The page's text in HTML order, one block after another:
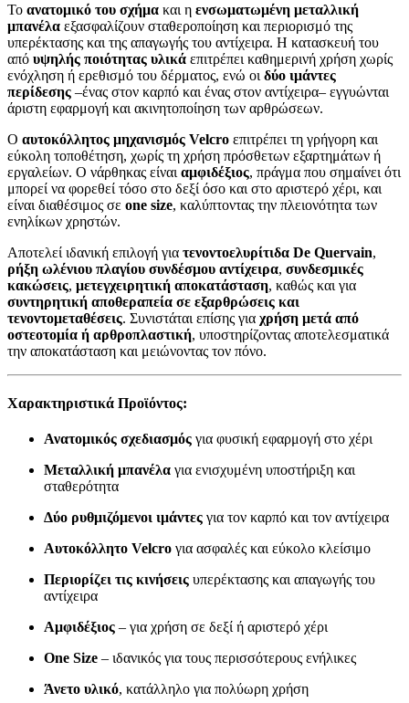
Το ανατομικό του σχήμα και η ενσωματωμένη μεταλλική
μπανέλα εξασφαλίζουν σταθεροποίηση και περιορισμό της
υπερέκτασης και της απαγωγής του αντίχειρα. Η κατασκευή του
από υψηλής ποιότητας υλικά επιτρέπει καθημερινή χρήση χωρίς
ενόχληση ή ερεθισμό του δέρματος, ενώ οι δύο ιμάντες
περίδεσης –ένας στον καρπό και ένας στον αντίχειρα– εγγυώνται
άριστη εφαρμογή και ακινητοποίηση των αρθρώσεων.
Ο αυτοκόλλητος μηχανισμός Velcro επιτρέπει τη γρήγορη και
εύκολη τοποθέτηση, χωρίς τη χρήση πρόσθετων εξαρτημάτων ή
εργαλείων. Ο νάρθηκας είναι αμφιδέξιος, πράγμα που σημαίνει ότι
μπορεί να φορεθεί τόσο στο δεξί όσο και στο αριστερό χέρι, και
είναι διαθέσιμος σε one size, καλύπτοντας την πλειονότητα των
ενηλίκων χρηστών.
Αποτελεί ιδανική επιλογή για τενοντοελυρίτιδα De Quervain,
ρήξη ωλένιου πλαγίου συνδέσμου αντίχειρα, συνδεσμικές
κακώσεις, μετεγχειρητική αποκατάσταση, καθώς και για
συντηρητική αποθεραπεία σε εξαρθρώσεις και
τενοντομεταθέσεις. Συνιστάται επίσης για χρήση μετά από
οστεοτομία ή αρθροπλαστική, υποστηρίζοντας αποτελεσματικά
την αποκατάσταση και μειώνοντας τον πόνο.
Χαρακτηριστικά Προϊόντος:
Ανατομικός σχεδιασμός για φυσική εφαρμογή στο χέρι
Μεταλλική μπανέλα για ενισχυμένη υποστήριξη και
σταθερότητα
Δύο ρυθμιζόμενοι ιμάντες για τον καρπό και τον αντίχειρα
Αυτοκόλλητο Velcro για ασφαλές και εύκολο κλείσιμο
Περιορίζει τις κινήσεις υπερέκτασης και απαγωγής του
αντίχειρα
Αμφιδέξιος – για χρήση σε δεξί ή αριστερό χέρι
One Size – ιδανικός για τους περισσότερους ενήλικες
Άνετο υλικό, κατάλληλο για πολύωρη χρήση